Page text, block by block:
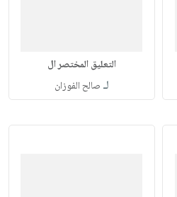
التعليق المختصر ال
لـ صالح الفوزان